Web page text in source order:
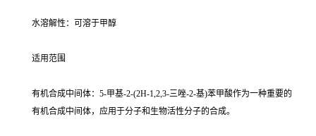
水溶解性：可溶于甲醇
适用范围
有机合成中间体：5-甲基-2-(2H-1,2,3-三唑-2-基)苯甲酸作为一种重要的
有机合成中间体，应用于分子和生物活性分子的合成。